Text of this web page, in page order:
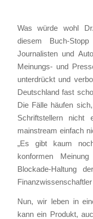
Was würde wohl
diesem Buch-
Journalisten und
Meinungs- und
unterdrückt und
Deutschland fast
Die Fälle häufen
Schriftstellern nicht
mainstream einfach
„Es gibt kaum
konformen
Blockade-Haltung
Nun, wir leben in
kann ein Produkt,